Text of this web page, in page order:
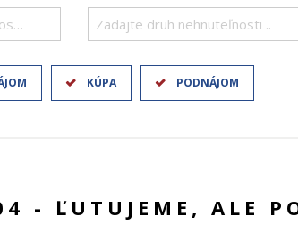
..
Zadajte druh nehnuteľnosti ..
KÚPA PODNÁJOM
- ĽUTUJEME, ALE